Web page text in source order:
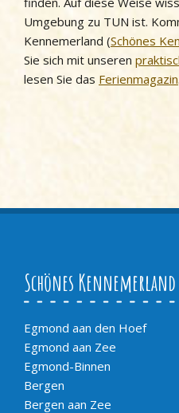
Umgebung zu TUN ist.
Kennemerland (Schönes
Sie sich mit unseren
lesen Sie das Ferienmagazin
Schönes Kennemerland
Egmond aan den Hoef
Egmond aan Zee
Egmond-Binnen
Bergen
Bergen aan Zee